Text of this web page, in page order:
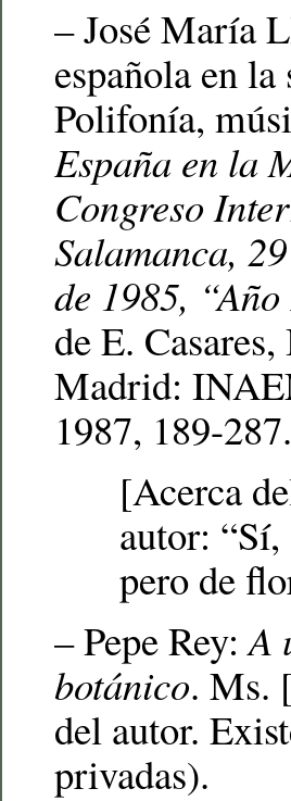
– José María
española en
Polifonía,
España en la
Congreso
Salamanca,
de 1985,
de E.
Madrid:
1987, 189-287.
[Acerca
autor:
pero de
– Pepe Rey:A
botánico. Ms.
del autor.
privadas).